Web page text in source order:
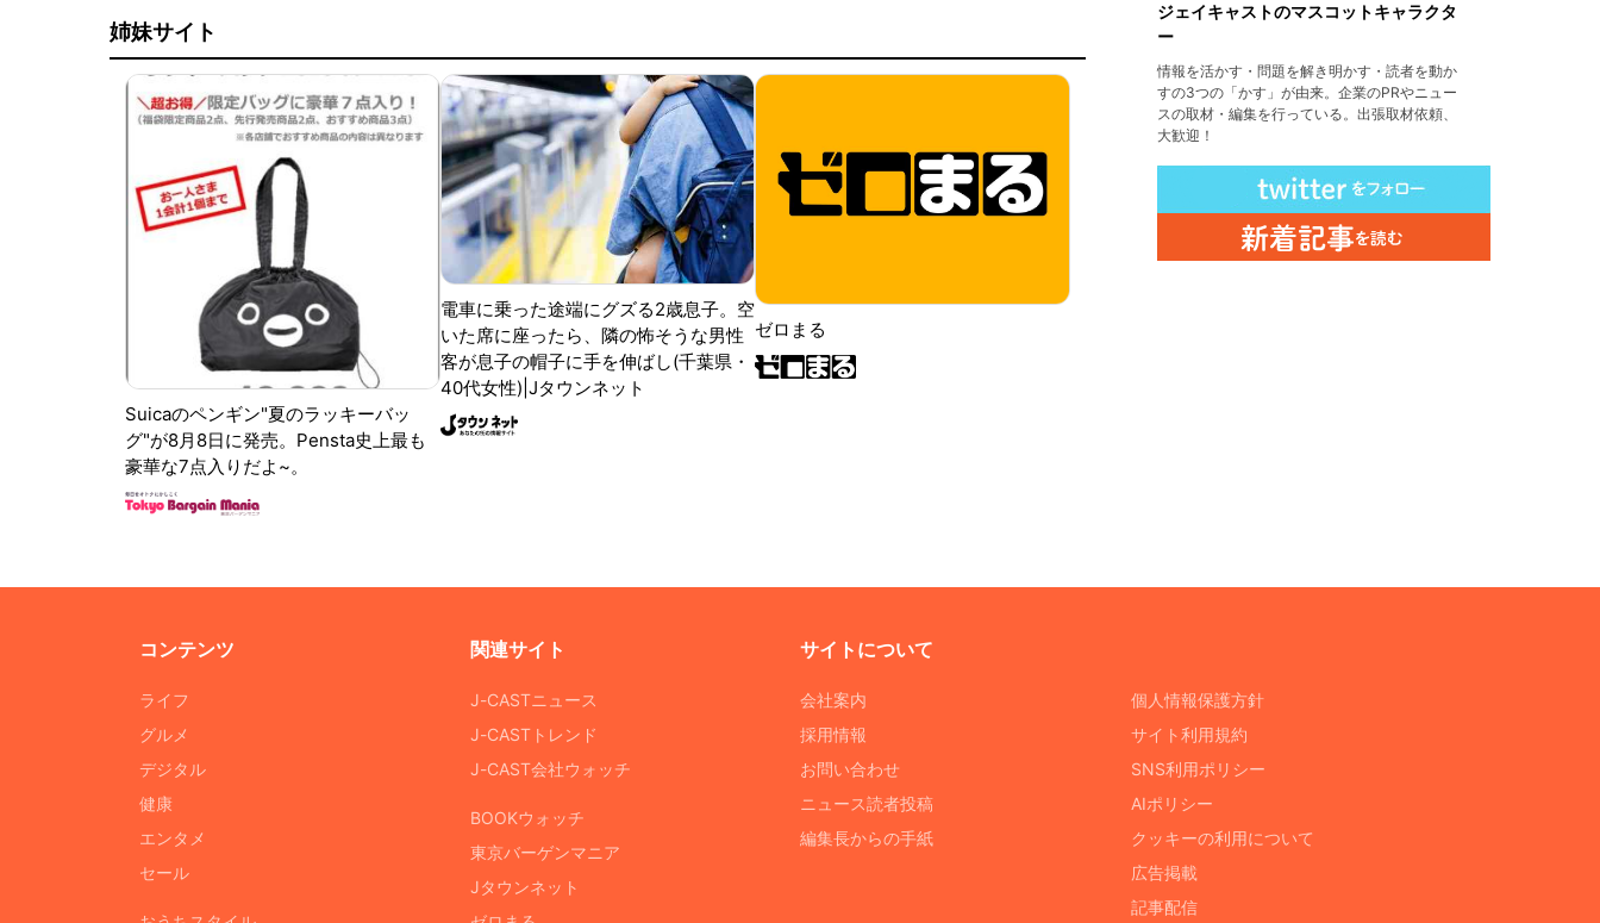
姉妹サイト
Suicaのペンギン"夏のラッキーバッ
グ"が8月8日に発売。Pensta史上最も
豪華な7点入りだよ~。
電車に乗った途端にグズる2歳息子。空
いた席に座ったら、隣の怖そうな男性
客が息子の帽子に手を伸ばし(千葉県・
40代女性)|Jタウンネット
ゼロまる
ジェイキャストのマスコットキャラクタ
ー
情報を活かす・問題を解き明かす・読者を動か
すの3つの「かす」が由来。企業のPRやニュー
スの取材・編集を行っている。出張取材依頼、
大歓迎！
コンテンツ
ライフ
グルメ
デジタル
健康
エンタメ
セール
関連サイト
J-CASTニュース
J-CASTトレンド
J-CAST会社ウォッチ
BOOKウォッチ
東京バーゲンマニア
Jタウンネット
サイトについて
会社案内
採用情報
お問い合わせ
ニュース読者投稿
編集長からの手紙
個人情報保護方針
サイト利用規約
SNS利用ポリシー
AIポリシー
クッキーの利用について
広告掲載
記事配信